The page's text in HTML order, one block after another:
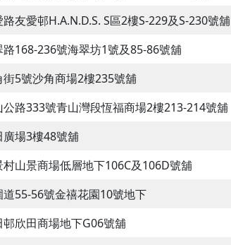
友愛邨H.A.N.D.S. S區2樓S-229及S-230號舖
路168-236號海翠坊1號及85-86號舖
街5號沙角商場2樓235號舖
公路333號青山灣段恆福商場2樓213-214號舖
場3樓48號舖
山景商場低層地下106C及106D號舖
55-56號金禧花園10號地下
欣田商場地下G06號舖